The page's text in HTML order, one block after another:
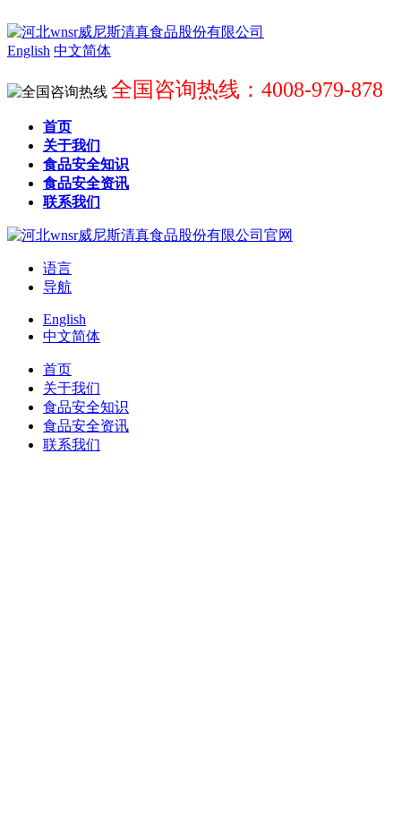
English 中文简体
全国咨询热线：4008-979-878
首页
关于我们
食品安全知识
食品安全资讯
联系我们
语言
导航
English
中文简体
首页
关于我们
食品安全知识
食品安全资讯
联系我们